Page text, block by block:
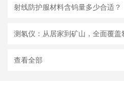
射线防护服材料含钨量多少合适？
查看全部